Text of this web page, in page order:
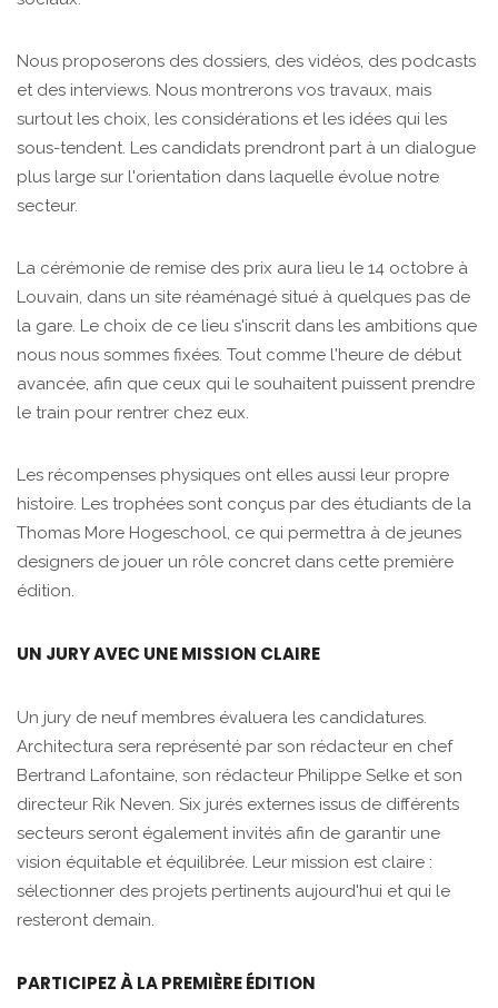
Nous proposerons des dossiers, des vidéos, des podcasts
et des interviews. Nous montrerons vos travaux, mais
surtout les choix, les considérations et les idées qui les
sous-tendent. Les candidats prendront part à un dialogue
plus large sur l'orientation dans laquelle évolue notre
secteur.
La cérémonie de remise des prix aura lieu le 14 octobre à
Louvain, dans un site réaménagé situé à quelques pas de
la gare. Le choix de ce lieu s'inscrit dans les ambitions que
nous nous sommes fixées. Tout comme l'heure de début
avancée, afin que ceux qui le souhaitent puissent prendre
le train pour rentrer chez eux.
Les récompenses physiques ont elles aussi leur propre
histoire. Les trophées sont conçus par des étudiants de la
Thomas More Hogeschool, ce qui permettra à de jeunes
designers de jouer un rôle concret dans cette première
édition.
UN JURY AVEC UNE MISSION CLAIRE
Un jury de neuf membres évaluera les candidatures.
Architectura sera représenté par son rédacteur en chef
Bertrand Lafontaine, son rédacteur Philippe Selke et son
directeur Rik Neven. Six jurés externes issus de différents
secteurs seront également invités afin de garantir une
vision équitable et équilibrée. Leur mission est claire :
sélectionner des projets pertinents aujourd'hui et qui le
resteront demain.
PARTICIPEZ À LA PREMIÈRE ÉDITION